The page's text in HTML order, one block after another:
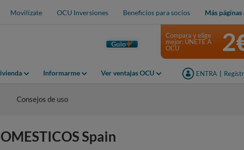
Movilízate OCU Inversiones Beneficios para socios Más páginas
Guio
Informarme Ver ventajas OCU ENTRA
Compara y elige
mejor: ÚNETE A
OCU
Consejos de uso
Spain